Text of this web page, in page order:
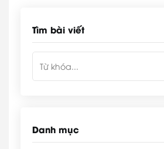
Tìm bài viết
Danh mục